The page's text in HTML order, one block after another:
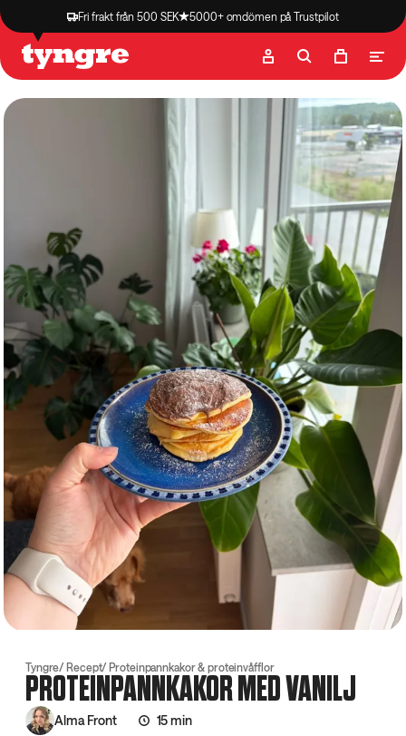
Fri frakt från 500 SEK 5000+ omdömen på Trustpilot
Butik Recept
Tyngre Recept Proteinpannkakor & proteinvåfflor
PROTEINPANNKAKOR MED VANILJ
Alma Front 15 min